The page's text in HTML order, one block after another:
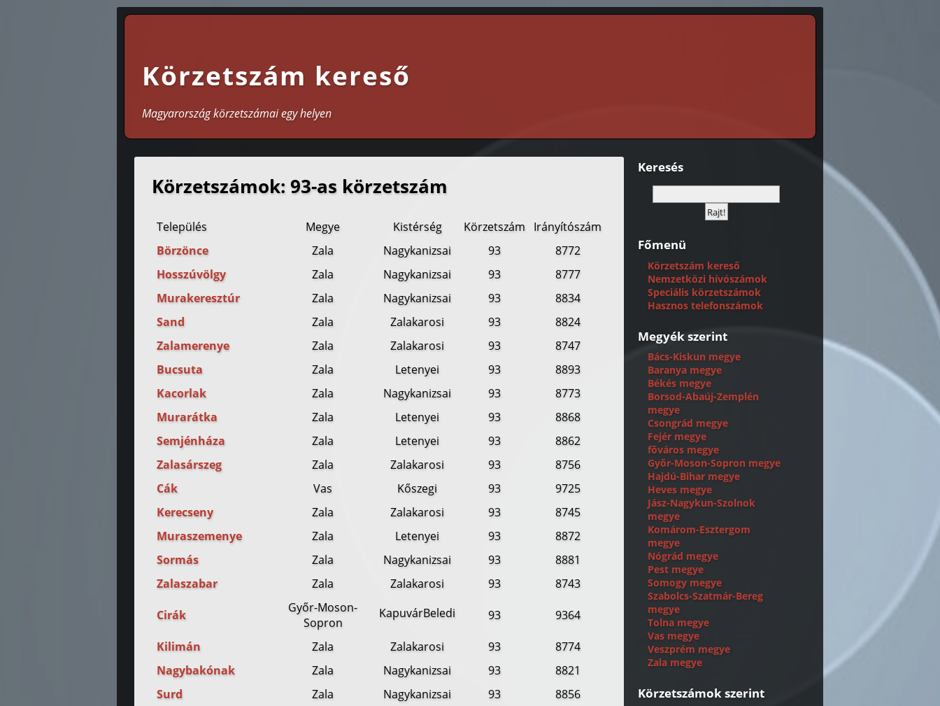
Körzetszám kereső
Magyarország körzetszámai egy helyen
Körzetszámok: 93-as körzetszám
Település Megye Kistérség Körzetszám
Irányítószám
Börzönce
Zala Nagykanizsai 93
8772
Hosszúvölgy
Zala Nagykanizsai 93
8777
Murakeresztúr
Zala Nagykanizsai 93
8834
Sand
Zala Zalakarosi 93
8824
Zalamerenye
Zala Zalakarosi 93
8747
Bucsuta
Zala Letenyei 93
8893
Kacorlak
Zala Nagykanizsai 93
8773
Murarátka
Zala Letenyei 93
8868
Semjénháza
Zala Letenyei 93
8862
Zalasárszeg
Zala Zalakarosi 93
8756
Cák
Vas Kőszegi 93
9725
Kerecseny
Zala Zalakarosi 93
8745
Muraszemenye
Zala Letenyei 93
8872
Sormás
Zala Nagykanizsai 93
8881
Zalaszabar
Zala Zalakarosi 93 8743
Cirák
Győr-Moson-
Sopron
KapuvárBeledi 93 9364
Kilimán Zala Zalakarosi 93
8774
Nagybakónak
Zala Nagykanizsai 93
8821
Surd
Zala Nagykanizsai 93
8856
Keresés
Főmenü
Körzetszám kereső
Nemzetközi hívószámok
Speciális körzetszámok
Hasznos telefonszámok
Megyék szerint
Bács-Kiskun megye
Baranya megye
Békés megye
Borsod-Abaúj-Zemplén
megye
Csongrád megye
Fejér megye
fõváros megye
Gyõr-Moson-Sopron megye
Hajdú-Bihar megye
Heves megye
Jász-Nagykun-Szolnok
megye
Komárom-Esztergom
megye
Nógrád megye
Pest megye
Somogy megye
Szabolcs-Szatmár-Bereg
megye
Tolna megye
Vas megye
Veszprém megye
Zala megye
Körzetszámok szerint